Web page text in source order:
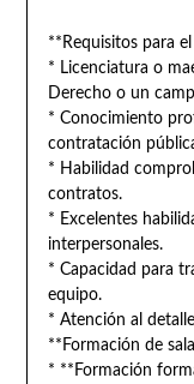
**Requisitos para
* Licenciatura o
Derecho o un
* Conocimiento
contratación
* Habilidad
contratos.
* Excelentes
interpersonales.
* Capacidad para
equipo.
* Atención al
**Formación de
* **Formación